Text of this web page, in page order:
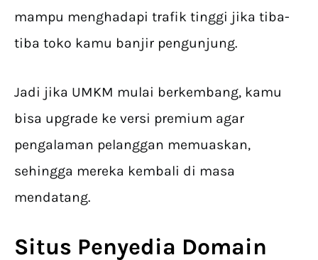
mampu menghadapi trafik tinggi jika tiba-
tiba toko kamu banjir pengunjung.
Jadi jika UMKM mulai berkembang, kamu
bisa upgrade ke versi premium agar
pengalaman pelanggan memuaskan,
sehingga mereka kembali di masa
mendatang.
Situs Penyedia Domain